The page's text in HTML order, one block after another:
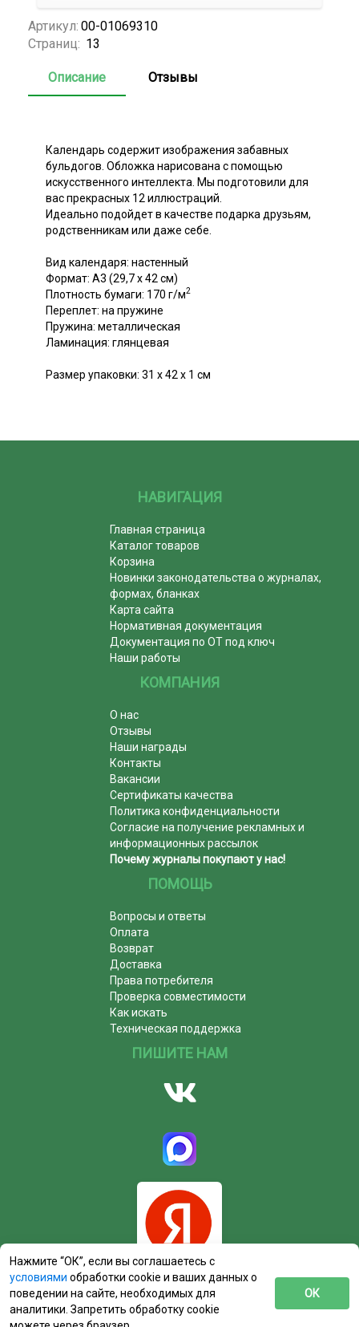
Артикул: 00-01069310
Страниц: 13
Описание Отзывы
Календарь содержит изображения забавных
бульдогов. Обложка нарисована с помощью
искусственного интеллекта. Мы подготовили для
вас прекрасных 12 иллюстраций.
Идеально подойдет в качестве подарка друзьям,
родственникам или даже себе.
Вид календаря: настенный
Формат: А3 (29,7 x 42 см)
Плотность бумаги: 170 г/м2
Переплет: на пружине
Пружина: металлическая
Ламинация: глянцевая
Размер упаковки: 31 x 42 x 1 см
НАВИГАЦИЯ
Главная страница
Каталог товаров
Корзина
Новинки законодательства о журналах,
формах, бланках
Карта сайта
Нормативная документация
Документация по ОТ под ключ
Наши работы
КОМПАНИЯ
О нас
Отзывы
Наши награды
Контакты
Вакансии
Сертификаты качества
Политика конфиденциальности
Согласие на получение рекламных и
информационных рассылок
Почему журналы покупают у нас!
ПОМОЩЬ
Вопросы и ответы
Оплата
Возврат
Доставка
Права потребителя
Проверка совместимости
Как искать
Техническая поддержка
ПИШИТЕ НАМ
Нажмите “ОК”, если вы соглашаетесь с
условиями обработки cookie и ваших данных о
поведении на сайте, необходимых для
аналитики. Запретить обработку cookie
ОК